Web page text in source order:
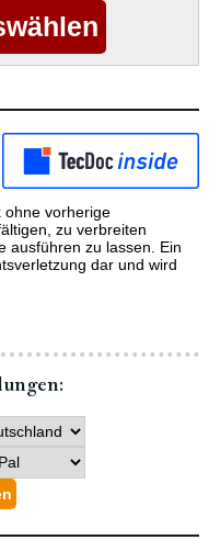
ohne vorherige
zu verbreiten
ausführen zu lassen. Ein
dar und wird